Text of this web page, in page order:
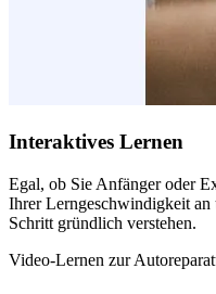
Interaktives Lernen
Egal, ob Sie Anfänger oder
Ihrer Lerngeschwindigkeit an
Schritt gründlich verstehen.
Video-Lernen zur